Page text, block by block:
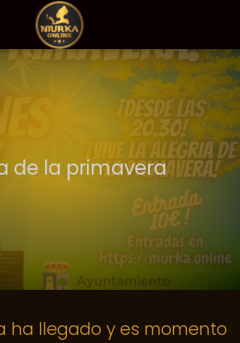
de la primavera
ha llegado y es momento